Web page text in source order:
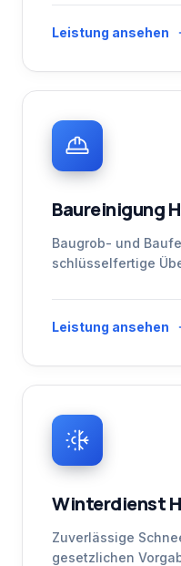
Leistung ansehen
Baureinigung
Baugrob- und
schlüsselfertige
Leistung ansehen
Winterdienst
Zuverlässige
gesetzlichen